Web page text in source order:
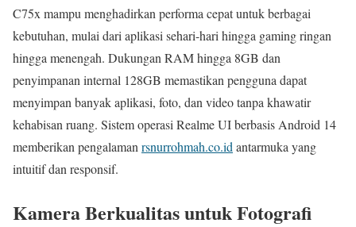
C75x mampu menghadirkan performa cepat untuk berbagai
kebutuhan, mulai dari aplikasi sehari-hari hingga gaming ringan
hingga menengah. Dukungan RAM hingga 8GB dan
penyimpanan internal 128GB memastikan pengguna dapat
menyimpan banyak aplikasi, foto, dan video tanpa khawatir
kehabisan ruang. Sistem operasi Realme UI berbasis Android 14
memberikan pengalaman rsnurrohmah.co.id antarmuka yang
intuitif dan responsif.
Kamera Berkualitas untuk Fotografi